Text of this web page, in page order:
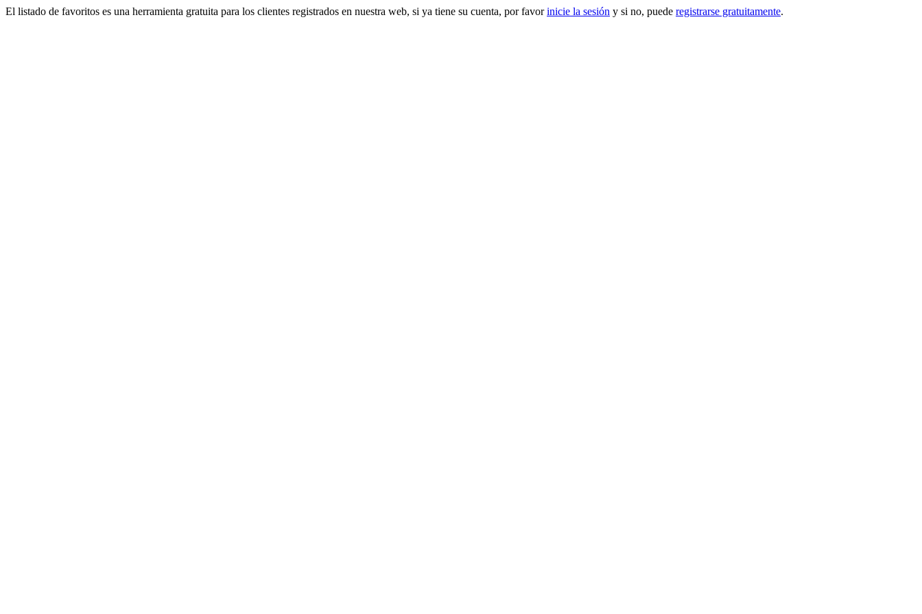
El listado de favoritos es una herramienta gratuita para los clientes registrados en nuestra web, si ya tiene su cuenta, por favorinicie la sesión y si no, puede registrarse gratuitamente.